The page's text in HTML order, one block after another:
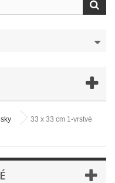
33 x 33 cm 1-vrstvé